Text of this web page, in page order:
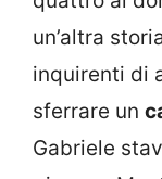
un’altra
inquirenti di
sferrare un
Gabriele